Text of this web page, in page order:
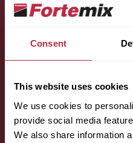
Consent
This website uses cookies
We use cookies to
provide social media
We also share information
Příjmení (povinné):